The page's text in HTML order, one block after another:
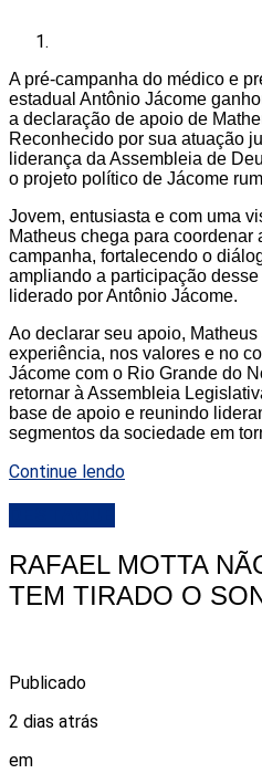
A pré-campanha do médico e
estadual Antônio Jácome
a declaração de apoio de
Reconhecido por sua atuação
liderança da Assembleia de
o projeto político de Jácome
Jovem, entusiasta e com uma
Matheus chega para coordenar
campanha, fortalecendo o
ampliando a participação
liderado por Antônio Jácome.
Ao declarar seu apoio,
experiência, nos valores e no
Jácome com o Rio Grande do
retornar à Assembleia
base de apoio e reunindo
segmentos da sociedade em
Continue lendo
RAFAEL MOTTA
TEM TIRADO O
Publicado
2 dias atrás
em